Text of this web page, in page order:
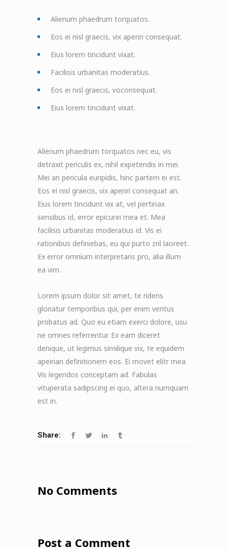
Alienum phaedrum torquatos.
Eos ei nisl graecis, vix aperiri consequat.
Eius lorem tincidunt vixat.
Facilisis urbanitas moderatius.
Eos ei nisl graecis, voconsequat.
Eius lorem tincidunt vixat.
Alienum phaedrum torquatos nec eu, vis
detraxit periculis ex, nihil expetendis in mei.
Mei an pericula euripidis, hinc partem ei est.
Eos ei nisl graecis, vix aperiri consequat an.
Eius lorem tincidunt vix at, vel pertinax
sensibus id, error epicurei mea et. Mea
facilisis urbanitas moderatius id. Vis ei
rationibus definiebas, eu qui purto zril laoreet.
Ex error omnium interpretaris pro, alia illum
ea vim.
Lorem ipsum dolor sit amet, te ridens
gloriatur temporibus qui, per enim veritus
probatus ad. Quo eu etiam exerci dolore, usu
ne omnes referrentur. Ex eam diceret
denique, ut legimus similique vix, te equidem
apeirian definitionem eos. Ei movet elitr mea.
Vis legendos conceptam ad. Fabulas
vituperata sadipscing ei quo, altera numquam
est in.
Share:
No Comments
Post a Comment